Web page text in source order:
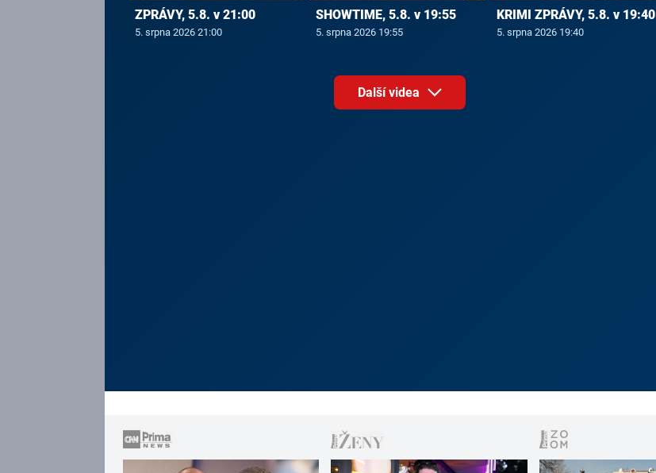
ZPRÁVY, 5.8. v 21:00
5. srpna 2026 21:00
SHOWTIME, 5.8. v 19:55
5. srpna 2026 19:55
KRIMI ZPRÁVY, 5.8. v 19:40
5. srpna 2026 19:40
Další videa